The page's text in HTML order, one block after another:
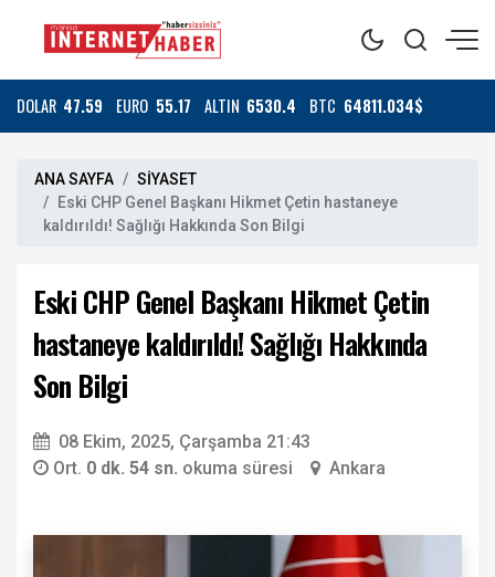
DOLAR 47.59 EURO 55.17 ALTIN 6530.4 BTC 64811.034$
ANA SAYFA
SİYASET
Eski CHP Genel Başkanı Hikmet Çetin hastaneye
kaldırıldı! Sağlığı Hakkında Son Bilgi
Eski CHP Genel Başkanı Hikmet Çetin
hastaneye kaldırıldı! Sağlığı Hakkında
Son Bilgi
08 Ekim, 2025, Çarşamba 21:43
Ort. 0 dk. 54 sn. okuma süresi Ankara